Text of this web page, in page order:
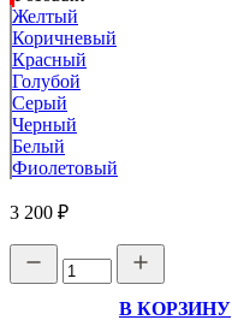
Желтый
Коричневый
Красный
Голубой
Серый
Черный
Белый
Фиолетовый
3 200 ₽
В КОРЗИНУ